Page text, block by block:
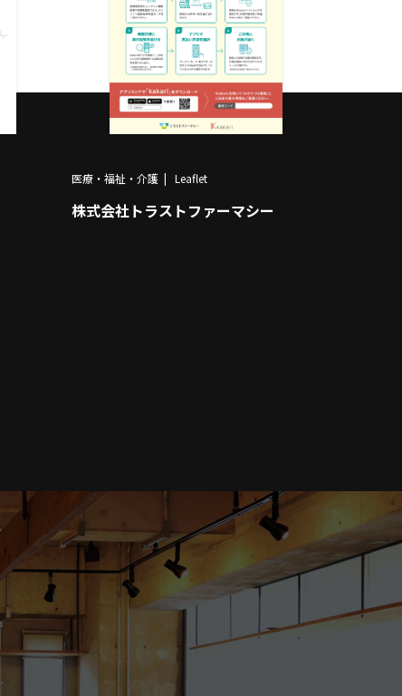
医療・福祉・介護 Leaflet
株式会社トラストファーマシー